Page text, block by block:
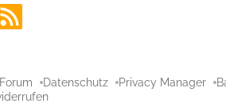
Datenschutz Privacy Manager